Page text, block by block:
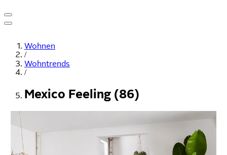
Wohnen
/
Wohntrends
/
Mexico Feeling (86)